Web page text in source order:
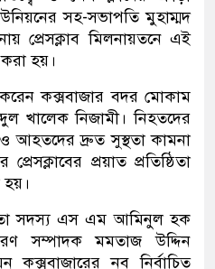
সহ-সভাপতি মুহাম্মদ
প্রেসক্লাব মিলনায়তনে এই
হয়।
কক্সবাজার বদর মোকাম
খালেক নিজামী। নিহতদের
আহতদের দ্রুত সুস্থতা কামনা
প্রয়াত প্রতিষ্ঠিতা
সদস্য এস এম আমিনুল হক
সম্পাদক মমতাজ উদ্দিন
কক্সবাজারের নব নির্বাচিত